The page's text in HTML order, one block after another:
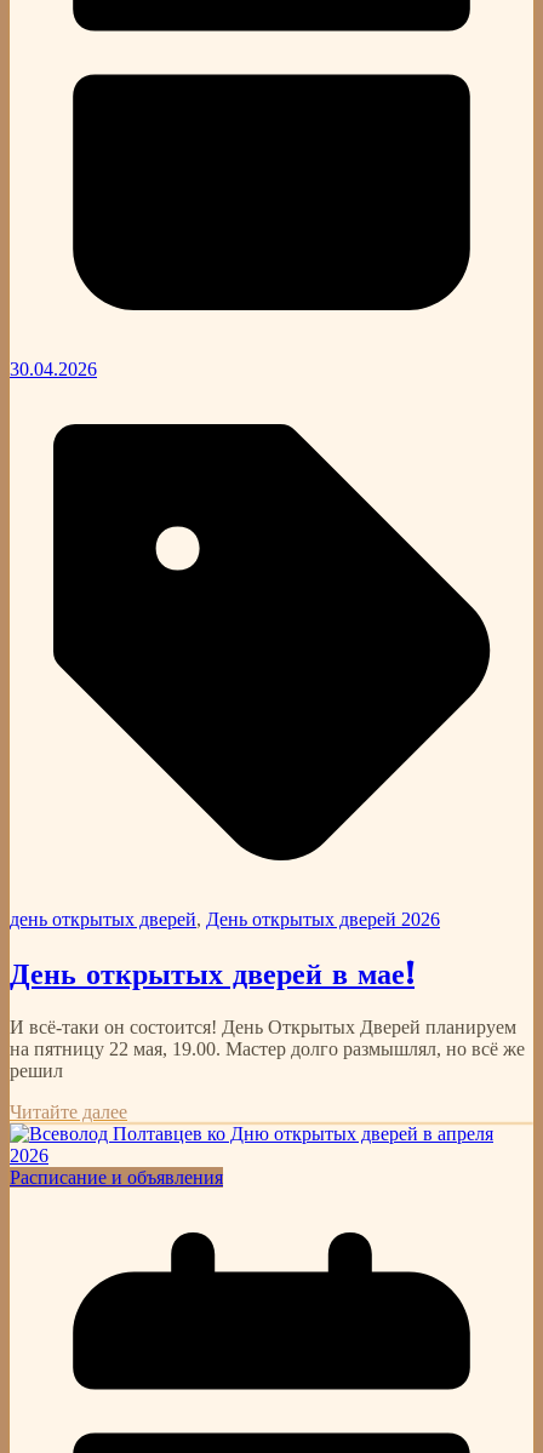
30.04.2026
день открытых дверей, День открытых дверей 2026
День открытых дверей в мае!
И всё-таки он состоится! День Открытых Дверей планируем
на пятницу 22 мая, 19.00. Мастер долго размышлял, но всё же
решил
Читайте далее
Расписание и объявления